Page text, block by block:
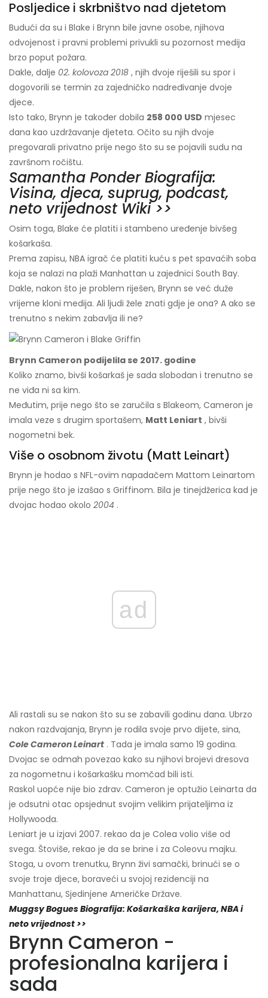
Posljedice i skrbništvo nad djetetom
Budući da su i Blake i Brynn bile javne osobe, njihova
odvojenost i pravni problemi privukli su pozornost medija
brzo poput požara.
Dakle, dalje 02. kolovoza 2018 , njih dvoje riješili su spor i
dogovorili se termin za zajedničko nadređivanje dvoje
djece.
Isto tako, Brynn je također dobila 258 000 USD mjesec
dana kao uzdržavanje djeteta. Očito su njih dvoje
pregovarali privatno prije nego što su se pojavili sudu na
završnom ročištu.
Samantha Ponder Biografija:
Visina, djeca, suprug, podcast,
neto vrijednost Wiki >>
Osim toga, Blake će platiti i stambeno uređenje bivšeg
košarkaša.
Prema zapisu, NBA igrač će platiti kuću s pet spavaćih soba
koja se nalazi na plaži Manhattan u zajednici South Bay.
Dakle, nakon što je problem riješen, Brynn se već duže
vrijeme kloni medija. Ali ljudi žele znati gdje je ona? A ako se
trenutno s nekim zabavlja ili ne?
Brynn Cameron podijelila se 2017. godine
Koliko znamo, bivši košarkaš je sada slobodan i trenutno se
ne viđa ni sa kim.
Međutim, prije nego što se zaručila s Blakeom, Cameron je
imala veze s drugim sportašem, Matt Leniart , bivši
nogometni bek.
Više o osobnom životu (Matt Leinart)
Brynn je hodao s NFL-ovim napadačem Mattom Leinartom
prije nego što je izašao s Griffinom. Bila je tinejdžerica kad je
dvojac hodao okolo 2004 .
ad
Ali rastali su se nakon što su se zabavili godinu dana. Ubrzo
nakon razdvajanja, Brynn je rodila svoje prvo dijete, sina,
Cole Cameron Leinart . Tada je imala samo 19 godina.
Dvojac se odmah povezao kako su njihovi brojevi dresova
za nogometnu i košarkašku momčad bili isti.
Raskol uopće nije bio zdrav. Cameron je optužio Leinarta da
je odsutni otac opsjednut svojim velikim prijateljima iz
Hollywooda.
Leniart je u izjavi 2007. rekao da je Colea volio više od
svega. Štoviše, rekao je da se brine i za Coleovu majku.
Stoga, u ovom trenutku, Brynn živi samački, brinući se o
svoje troje djece, boraveći u svojoj rezidenciji na
Manhattanu, Sjedinjene Američke Države.
Muggsy Bogues Biografija: Košarkaška karijera, NBA i
neto vrijednost >>
Brynn Cameron -
profesionalna karijera i
sada